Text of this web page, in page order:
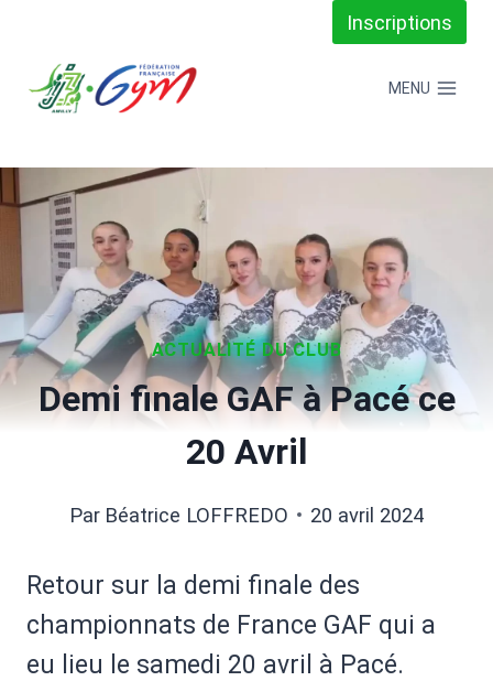
contenu
Inscriptions
MENU
ACTUALITÉ DU CLUB
Demi finale GAF à Pacé ce
20 Avril
Par Béatrice LOFFREDO 20 avril 2024
Retour sur la demi finale des
championnats de France GAF qui a
eu lieu le samedi 20 avril à Pacé.